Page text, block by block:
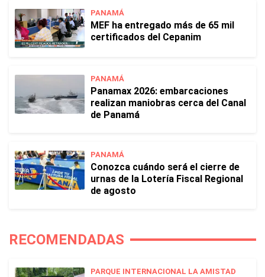
PANAMÁ
MEF ha entregado más de 65 mil
certificados del Cepanim
PANAMÁ
Panamax 2026: embarcaciones
realizan maniobras cerca del Canal
de Panamá
PANAMÁ
Conozca cuándo será el cierre de
urnas de la Lotería Fiscal Regional
de agosto
RECOMENDADAS
PARQUE INTERNACIONAL LA AMISTAD